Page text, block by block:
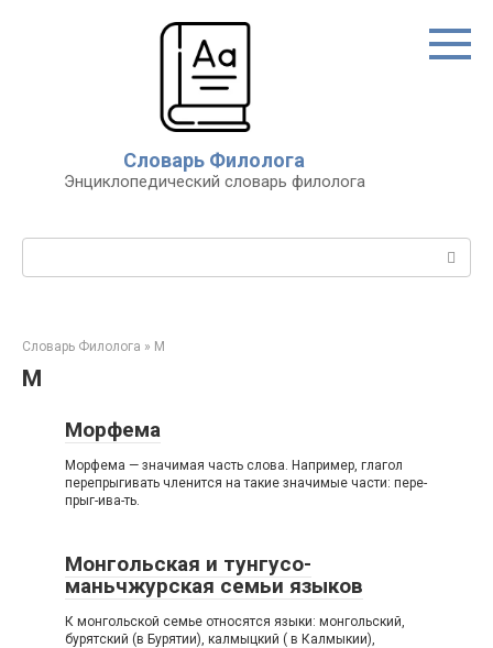
Словарь Филолога
Энциклопедический словарь филолога
Словарь Филолога » М
М
Морфема
Морфема — значимая часть слова. Например, глагол
перепрыгивать членится на такие значимые части: пере-
прыг-ива-ть.
Монгольская и тунгусо-
маньчжурская семьи языков
К монгольской семье относятся языки: монгольский,
бурятский (в Бурятии), калмыцкий ( в Калмыкии),